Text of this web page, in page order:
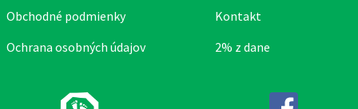
Obchodné podmienky
Ochrana osobných údajov
Kontakt
2% z dane